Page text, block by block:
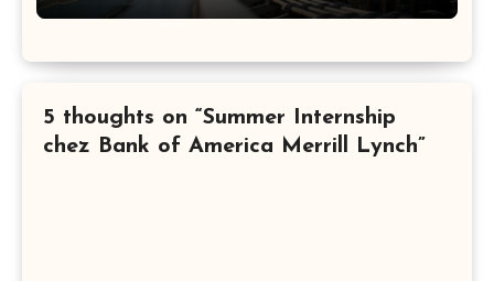
5 thoughts on “Summer Internship
chez Bank of America Merrill Lynch”